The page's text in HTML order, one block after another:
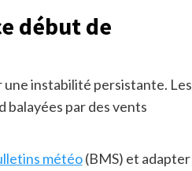
début de
une instabilité persistante. Les
par des vents
météo(BMS) et adapter